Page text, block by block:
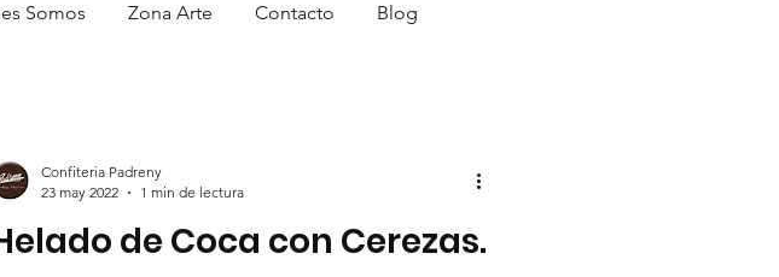
Somos Zona Arte Contacto Blog
de Coca con Cerezas.
Confiteria Padreny
23 may 2022
1 min de lectura